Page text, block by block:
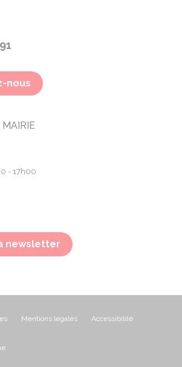
nous
MAIRIE
- 17h00
newsletter
Mentions légales
Accessibilité